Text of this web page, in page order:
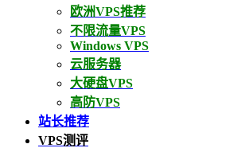
欧洲VPS推荐
不限流量VPS
Windows VPS
云服务器
大硬盘VPS
高防VPS
站长推荐
VPS测评